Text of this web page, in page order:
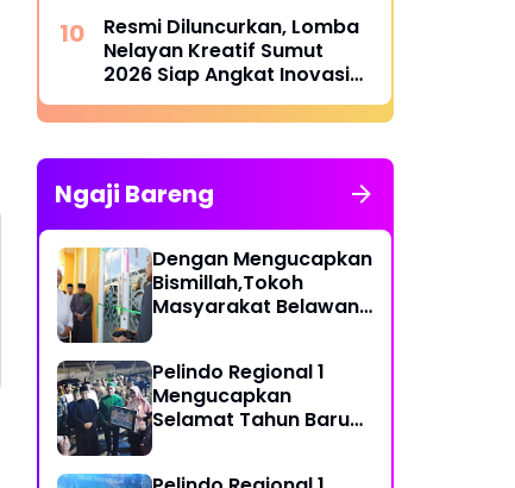
PT. SOCI MAS
Perusahaan Besar
Diduga Tidak Bisa
Urus PBG
Hampir Terjebak
sepanjang jalan
mabar
Resmi Diluncurkan, Lomba
Nelayan Kreatif Sumut
2026 Siap Angkat Inovasi
dan Potensi Pesisir
Ngaji Bareng
Dengan Mengucapkan
Bismillah,Tokoh
Masyarakat Belawan,
Pelindo Regional 1
Mengucapkan
Selamat Tahun Baru